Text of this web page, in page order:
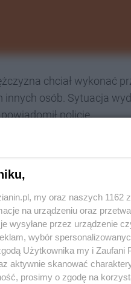
chciał wykonać
osób. Sytuacja
policję.
którzy
że mężczyzna od
kontaktował
przekonywał
dzięki
Śląskiej.
my oraz naszych 1162
na urządzeniu oraz
wysyłane przez urządzenie
wybór
Użytkownika my i
aktywnie skanować
prosimy o zgodę na